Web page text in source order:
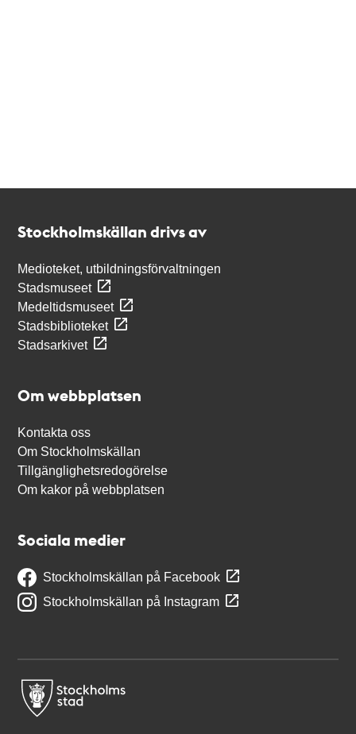
Stockholmskällan drivs av
Medioteket, utbildningsförvaltningen
Stadsmuseet
Medeltidsmuseet
Stadsbiblioteket
Stadsarkivet
Om webbplatsen
Kontakta oss
Om Stockholmskällan
Tillgänglighetsredogörelse
Om kakor på webbplatsen
Sociala medier
Stockholmskällan på Facebook
Stockholmskällan på Instagram